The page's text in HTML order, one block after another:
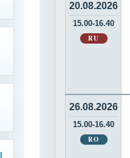
20.08.2026
15.00-16.40
RU
26.08.2026
15.00-16.40
RO